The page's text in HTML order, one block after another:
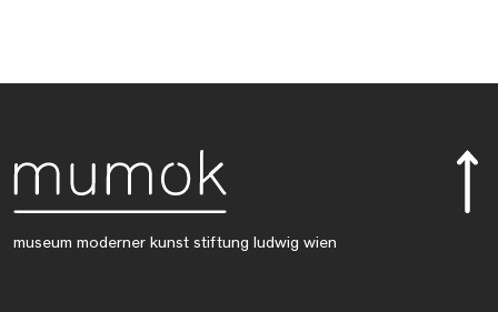
museum moderner kunst stiftung ludwig wien